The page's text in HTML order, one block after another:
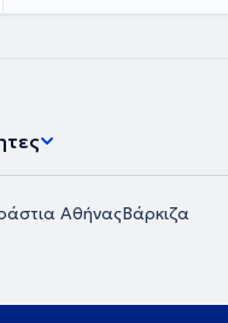
ΑθήναςΒάρκιζα